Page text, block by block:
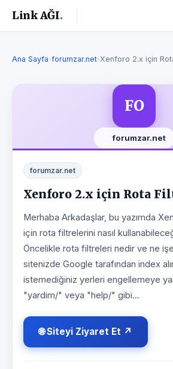
Link AĞI.
Ana Sayfa›forumzar.net›Xenforo 2.x için
FO
forumzar.net
forumzar.net
Xenforo 2.x için Rota
Merhaba Arkadaşlar, bu yazımda
için rota filtrelerini nasıl
Öncelikle rota filtreleri nedir ve ne
sitenizde Google tarafından index
istemediğiniz yerleri engellemeye
"yardim/" veya "help/" gibi...
🌐 Siteyi Ziyaret Et ↗